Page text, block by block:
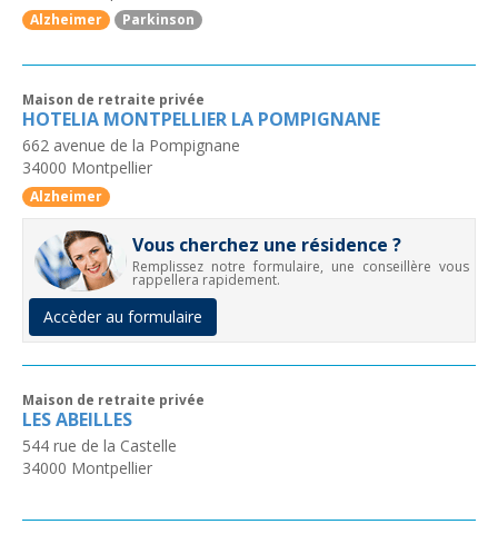
Alzheimer Parkinson
Maison de retraite privée
HOTELIA MONTPELLIER LA POMPIGNANE
662 avenue de la Pompignane
34000 Montpellier
Alzheimer
Vous cherchez une résidence ?
Remplissez notre formulaire, une conseillère vous
rappellera rapidement.
Accèder au formulaire
Maison de retraite privée
LES ABEILLES
544 rue de la Castelle
34000 Montpellier